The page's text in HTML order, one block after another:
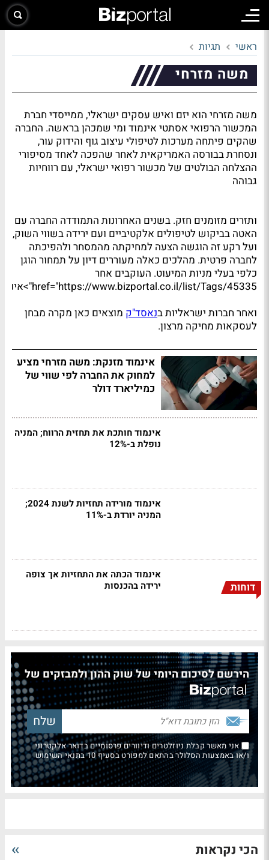
ראשי תגיות
משה מזרחי
משה מזרחי הוא יזם ואיש עסקים ישראלי, ממייסדי חברת
המכשור הרפואי אסתטי אינמוד ומי שמכהן בראשה. החברה
שהקים פיתחה מערכות לטיפולי עיצוב גוף והידוק עור,
ונסחרת בבורסה האמריקאית לאחר שהפכה לאחד מסיפורי
ההצלחה הבולטים של מכשור רפואי ישראלי, עם רווחיות
גבוהה
ותזרים מזומנים חזק. בשנים האחרונות התמודדה החברה עם
האטה בביקוש לטיפולים אלקטיביים ועם ירידה בשווי השוק,
ועל רקע זה הוגשה הצעה למחיקתה מהמסחר ולהפיכתה
לחברה פרטית. מהלכים כאלה מעוררים דיון על תמחור הוגן
כלפי בעלי מניות המיעוט. העוקבים אחר
href="https://www.bizportal.co.il/list/Tags/45335">אינמוד
ואחר חברות ישראליות בנאסד"ק מוצאים כאן מקרה מבחן
לעסקאות מחיקה מרצון.
אינמוד מזנקת: משה מזרחי מציע
למחוק את החברה לפי שווי של
כמיליארד דולר
אינמוד חותכת את תחזית הרווח; המניה
נופלת ב-12%
אינמוד מורידה תחזיות לשנת 2024;
המניה יורדת ב-11%
דוחות
אינמוד הכתה את התחזיות אך צופה
ירידה בהכנסות
הירשם לסיכום היומי של שוק ההון ולמבזקים של
אני מאשר קבלת ניוזלטרים ודיוורים פרסומיים בדואר אלקטרוני
ו/או באמצעות הסלולר בהתאם למפורט בסעיף 10 בתנאי השימוש
הכי נקראות